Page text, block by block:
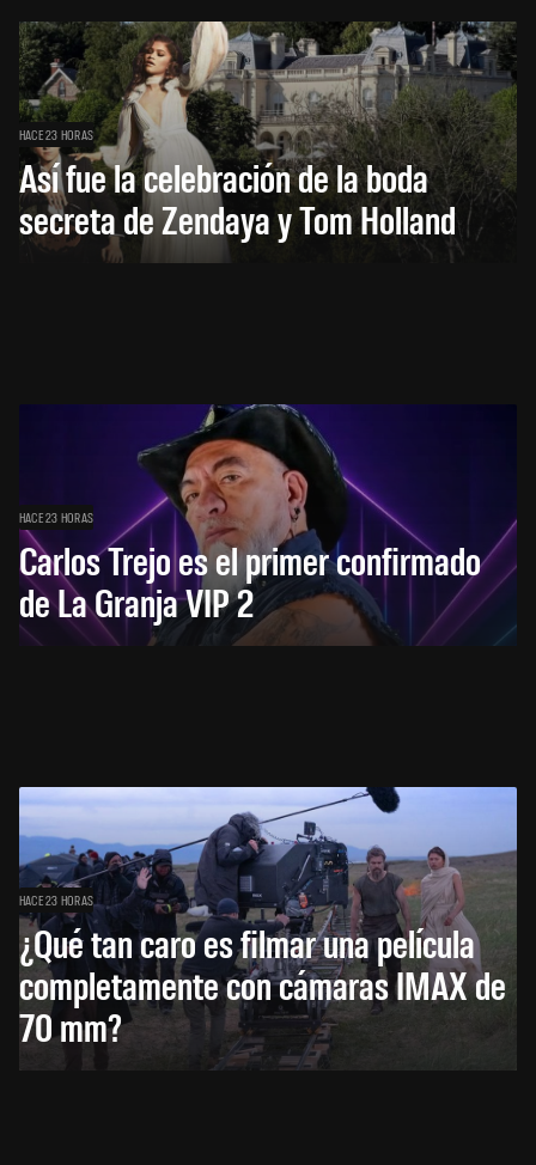
HACE 23 HORAS
Así fue la celebración de la boda
secreta de Zendaya y Tom Holland
HACE 23 HORAS
Carlos Trejo es el primer confirmado
de La Granja VIP 2
HACE 23 HORAS
¿Qué tan caro es filmar una película
completamente con cámaras IMAX de
70 mm?